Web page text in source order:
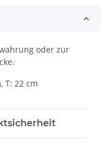
oder zur
T: 22 cm